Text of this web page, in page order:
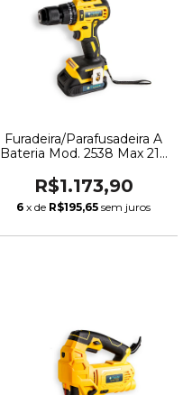
Furadeira/Parafusadeira A
Bateria Mod. 2538 Max 21v
R$1.173,90
6 x de R$195,65 sem juros